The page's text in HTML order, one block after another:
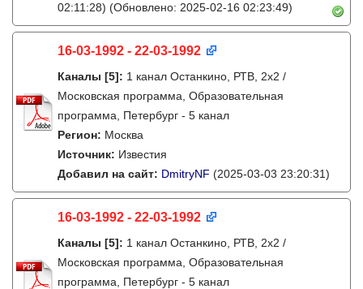
02:11:28) (Обновлено: 2025-02-16 02:23:49)
16-03-1992 - 22-03-1992
Каналы [5]: 1 канал Останкино, РТВ, 2х2 /
Московская программа, Образовательная
программа, Петербург - 5 канал
Регион: Москва
Источник: Известия
Добавил на сайт: DmitryNF (2025-03-03 23:20:31)
16-03-1992 - 22-03-1992
Каналы [5]: 1 канал Останкино, РТВ, 2х2 /
Московская программа, Образовательная
программа, Петербург - 5 канал